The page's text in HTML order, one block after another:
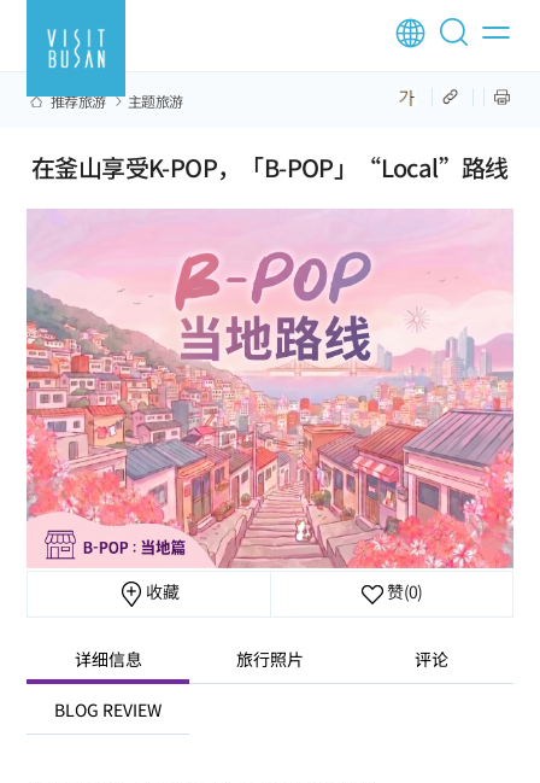
推荐旅游 主题旅游
在釜山享受K-POP，「B-POP」“Local”路线
收藏 赞(0)
详细信息 旅行照片 评论
BLOG REVIEW